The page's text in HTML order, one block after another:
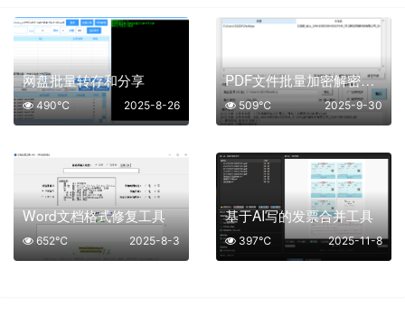
网盘批量转存和分享
2025-8-26
490℃
PDF文件批量加密解密工具
2025-9-30
509℃
Word文档格式修复工具
2025-8-3
652℃
基于AI写的发票合并工具
2025-11-8
397℃